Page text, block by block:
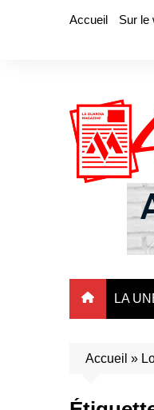
Accueil Sur le
LA
Accueil »